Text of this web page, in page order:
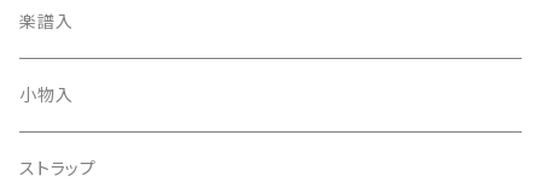
天神袋
天神巾着
指すり
楽譜入
小物入
ストラップ